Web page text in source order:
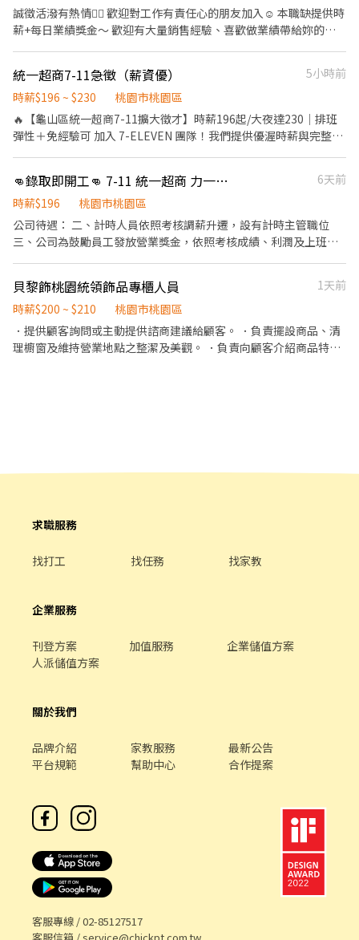
目前缺額如下 🔹 大園區 🏪 大園菓林店｜菓林路145號1樓 🏪 大園新
興店｜新興路139號1樓 ⭐ 大園華興－智取店｜華興路14號1樓 ⭐ 大
園環區西－智取店｜環區西路571號1樓 📦 大園田心－寄件店｜大
觀路428號1樓 🔹 大溪區 ⭐ 大溪民權－智取店｜民權東路162號1樓
中北路40號1樓 ⭐ 中壢中美－智取店｜中美路一段53號1樓 ⭐ 中壢後
寮－智取店｜後寮一路323號1樓 ⭐ 中壢復強－智取店｜復華街191
號與193號1樓 ⭐ 中壢中正－智取店｜中正路四段127號1樓 ⭐ 中壢
健行－智取店｜健行路218號1樓 ⭐ 中壢榮安－智取店｜榮安十三街
252號1樓 🔹 平鎮區 🏪 平鎮龍江店｜龍江路188號1樓 🏪 平鎮湧安
店｜湧安路1號1樓 🏪 平鎮南京店｜南京路125巷62號1樓 ⭐ 平鎮南
豐－智取店｜南豐路194號1樓 ⭐ 平鎮廣德－智取店｜廣德街238巷
24號1樓 ⭐ 平鎮龍南－智取店｜龍南路150之1號1樓 ⭐ 平鎮文心－
智取店｜文心路112號1樓 ⭐ 平鎮延平－智取店｜延平路二段26號1
店｜民有三街425號1樓 🏪 桃園中埔店｜中埔一街105號1樓 🏪 桃園
國強店｜國強一街420號1樓 ⭐ 桃園守法－智取店｜守法路21號1樓
⭐ 桃園民安－智取店｜民安路124號1樓 ⭐ 桃園大業－智取店｜大業
路一段400號1樓 ⭐ 桃園龍城－智取店｜龍城二街56號1樓 ⭐ 桃園朝
陽－智取店｜朝陽街3號1樓 ⭐ 桃園同安－智取店｜同安街336巷77
213號1樓 🏪 楊梅瑞梅店｜瑞梅街188號1樓 🏪 楊梅萬大店｜萬大路
梅楊新－智取店｜楊新北路269-5號1樓 🔹 龜山區 🏪 龜山光峯店｜
店｜文化二路34巷14弄21號1樓 🏪 龜山文學店｜文學路228號1樓 ⭐
蘆竹大竹店｜大竹路361號1樓 🏪 蘆竹南順店｜南順四街8號1樓 ⭐
488號1樓 ⭐ 蘆竹福祿－智取店｜福祿一街52號地下一樓 ⭐ 蘆竹長興
－智取店｜長興路一段8號1樓 📦 蘆竹南興－寄件店｜南山路二段
路二段257之1號1樓 ⭐ 觀音新生－智取店｜新生路1545號1樓 ––––
🔽🔽🔽如何應徵？🔽🔽🔽 ➊填寫履歷：https://reurl.cc/ep0VEQ ➋
加入留言：https://lin.ee/P5tPoOQ 或加 @504xbfkt 💥截圖職缺文
誠徵活潑有熱情❤️‍🔥 歡迎對工作有責任心的朋友加入☺️ 本職缺提供時
薪+每日業績獎金～ 歡迎有大量銷售經驗、喜歡做業績帶給妳的滿
逛街環境～ 販售商品內容：主要販售韓風服飾、襪子、帽子等等服
飾配件，提供更完整的整體造型搭配。 期望面試者活潑、有朝氣，
喜愛與人互動 上班需著淡妝，能配合兩班次輪班者佳❤️ 上班時段
9:00-17:00（主要） 一月幾天晚班14:00-22:00（每周日上晚班，依
級距制，日目標達成獎金$200-800/日，其實是無上限，個績越多、
領的越多！歡迎來領獎金😆）
統一超商7-11急徵（薪資優）
5小時前
時薪$196 ~ $230
桃園市桃園區
🔥【龜山區統一超商7-11擴大徵才】時薪196起/大夜達230｜排班
彈性＋免經驗可 加入 7-ELEVEN 團隊！我們提供優渥時薪與完整培
最高達 $230/hr。 法定保障： 依法投保勞保、健保、提撥勞退
6%。 專屬加碼： 享生日禮、三節禮，及年終獎金！ 🚀 【排班與升
遷】 排班彈性： 早班／晚班／大夜班任選，完美配合個人作息。 透
明升遷： 工讀生 ➡️ 店職員 ➡️ 店副理 ➡️ 店經理 ➡️ 營業幹部，不看
善、祥櫂、廣華、庚大、美光一、龜山廣達、友達電、廣瀨門市
(註：廠區門市環境單純，錄取標準將依各科技廠區門禁規範配合辦
規，應徵大夜班需年滿 18 ） ✔️ 無經驗可，只要具備服務熱忱與學
習心 ✔️ 對門市經營、甚至未來想晉升幹部有興趣的夥伴 🎉 名額有
👊錄取即開工👊 7-11 統一超商 力一門市 - 門市人員
6天前
時薪$196
桃園市桃園區
公司待遇： 二、計時人員依照考核調薪升遷，設有計時主管職位
三、公司為鼓勵員工發放營業獎金，依照考核成績、利潤及上班時
架排面 3.檔期重點商品銷售、推廣 4.門市環境維護 5.機器設備清潔
有經驗者佳 無經驗可，只要您願意積極主動學習、有一顆誠摯熱情
的心，歡迎加入我們的行列。 上班時段: 7-15 15-23 不錯的薪資 舒
服的環境 期待你的加入
貝黎飾桃園統領飾品專櫃人員
1天前
時薪$200 ~ $210
桃園市桃園區
．提供顧客詢問或主動提供諮商建議給顧客。 ．負責擺設商品、清
理櫥窗及維持營業地點之整潔及美觀。 ．負責向顧客介紹商品特
求職服務
找打工 找任務 找家教
企業服務
刊登方案 加值服務
企業儲值方案
人派儲值方案
關於我們
品牌介紹 家教服務
最新公告
平台規範
幫助中心 合作提案
客服專線 /02-85127517